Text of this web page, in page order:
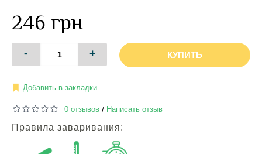
246 грн
- + КУПИТЬ
Добавить в закладки
0 отзывов / Написать отзыв
Правила заваривания: